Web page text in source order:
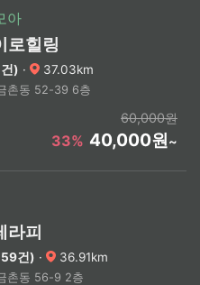
아
로힐링
) · 37.03km
촌동 52-39 6층
60,000원
33% 40,000원~
라피
건) · 36.91km
촌동 56-9 2층